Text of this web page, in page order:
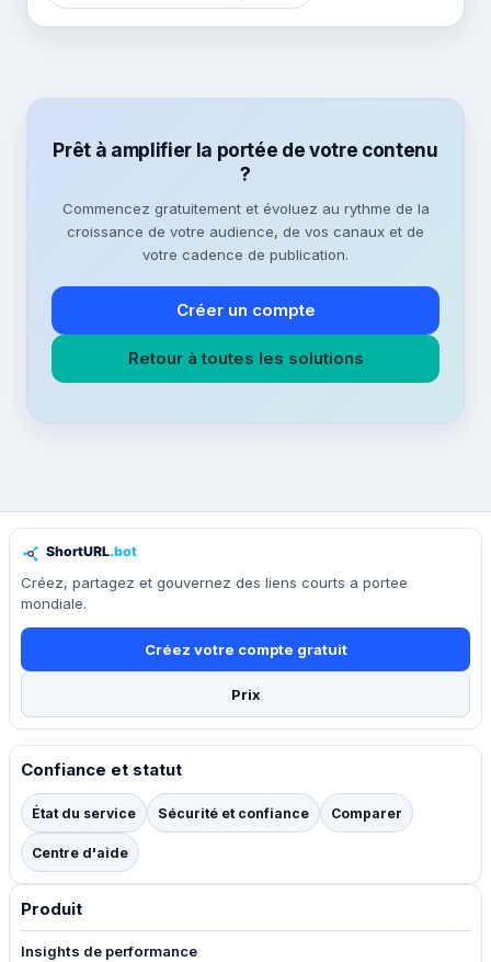
Prêt à amplifier la portée de votre contenu
?
Commencez gratuitement et évoluez au rythme de la
croissance de votre audience, de vos canaux et de
votre cadence de publication.
Créer un compte
Retour à toutes les solutions
Créez, partagez et gouvernez des liens courts a portee
mondiale.
Créez votre compte gratuit
Prix
Confiance et statut
État du service Sécurité et confiance Comparer
Centre d'aide
Produit
Insights de performance